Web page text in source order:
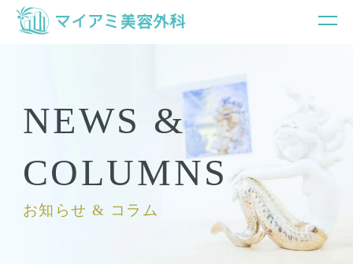
NEWS &
COLUMNS
お知らせ & コラム